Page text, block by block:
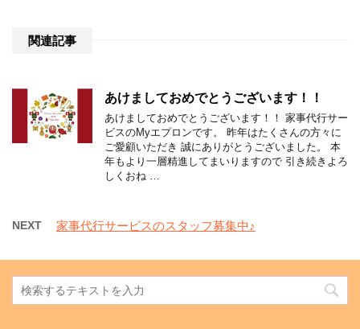
関連記事
あけましておめでとうございます！！
あけましておめでとうございます！！ 家事代行サー
ビスのMyエプロンです。 昨年はたくさんの方々に
ご愛顧いただき 誠にありがとうございました。 本
年もより一層精進してまいりますので 引き続きよろ
しくおね …
NEXT 家事代行サービスのスタッフ募集中♪